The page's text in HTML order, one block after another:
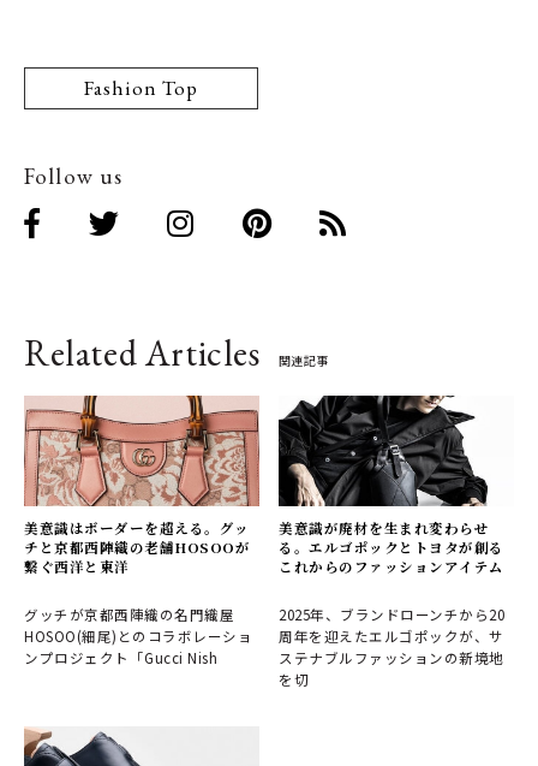
Fashion Top
Follow us
Related Articles 関連記事
美意識はボーダーを超える。グッ
チと京都西陣織の老舗HOSOOが
繋ぐ西洋と東洋
グッチが京都西陣織の名門織屋
HOSOO(細尾)とのコラボレーショ
ンプロジェクト「Gucci Nish
美意識が廃材を生まれ変わらせ
る。エルゴポックとトヨタが創る
これからのファッションアイテム
2025年、ブランドローンチから20
周年を迎えたエルゴポックが、サ
ステナブルファッションの新境地
を切